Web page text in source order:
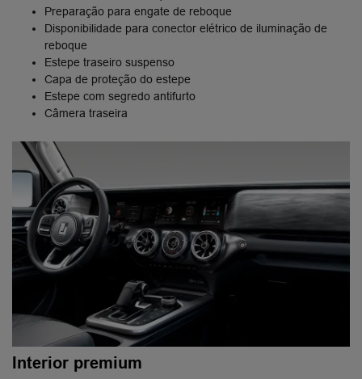
Preparação para engate de reboque
Disponibilidade para conector elétrico de iluminação de
reboque
Estepe traseiro suspenso
Capa de proteção do estepe
Estepe com segredo antifurto
Câmera traseira
Interior premium​